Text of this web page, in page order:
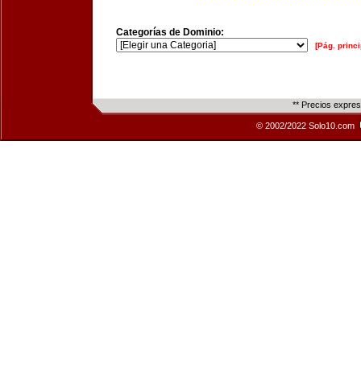
Categorías de Dominio:
[Pág.
** Precios
© 2002/2022 Solo10.com